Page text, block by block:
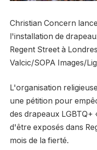
Christian Concern
l'installation de
Regent Street à
Valcic/SOPA Images/
L'organisation
une pétition pour
des drapeaux LGBTQ+
d'être exposés dans
mois de la fierté.